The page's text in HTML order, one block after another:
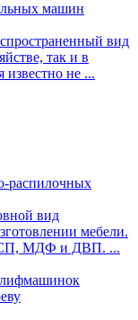
машин
вид
так и в
не ...
распилочных
вид
мебели.
МДФ и ДВП. ...